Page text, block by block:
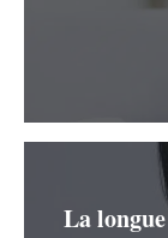
La